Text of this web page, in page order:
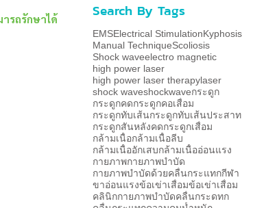
ารถรักษาได้ Search By Tags
EMSElectrical StimulationKyphosis
Manual TechniqueScoliosis
Shock waveelectro magnetic
high power laser
high power laser therapylaser
shock waveshockwaveกระดูก
กระดูกคดกระดูกคอเสื่อม
กระดูกทับเส้นกระดูกทับเส้นประสาท
กระดูกสันหลังคดกระดูกเสื่อม
กล้ามเนื้อกล้ามเนื้อลีบ
กล้ามเนื้ออักเสบกล้ามเนื้ออ่อนแรง
กายภาพกายภาพบำบัด
กายภาพบำบัดด้วยคลื่นกระแทกกีฬา
ขาอ่อนแรงข้อเข่าเสื่อมข้อเข่าเสื่ิอม
คลินิกกายภาพบำบัดคลื่นกระดทก